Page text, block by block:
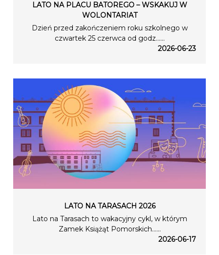
LATO NA PLACU BATOREGO – WSKAKUJ W
WOLONTARIAT
Dzień przed zakończeniem roku szkolnego w
czwartek 25 czerwca od godz…...
2026-06-23
LATO NA TARASACH 2026
Lato na Tarasach to wakacyjny cykl, w którym
Zamek Książąt Pomorskich…...
2026-06-17